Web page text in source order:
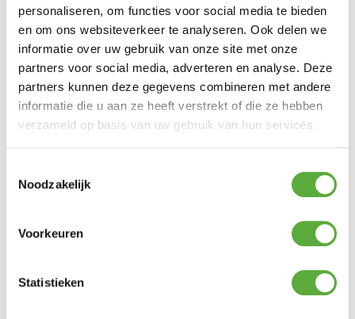
personaliseren, om functies voor social media te bieden
en om ons websiteverkeer te analyseren. Ook delen we
informatie over uw gebruik van onze site met onze
partners voor social media, adverteren en analyse. Deze
partners kunnen deze gegevens combineren met andere
informatie die u aan ze heeft verstrekt of die ze hebben
verzameld op basis van uw gebruik van hun services.
Noodzakelijk
Voorkeuren
Statistieken